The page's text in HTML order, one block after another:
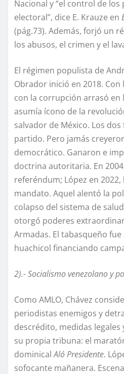
Nacional y “el control de
electoral”, dice E. Krauze en
(pág.73). Además, forjó un
los abusos, el crimen y el
El régimen populista de
Obrador inició en 2018.
con la corrupción arrasó en
asumía ícono de la
salvador de México. Los
partido. Pero jamás
democrático. Ganaron e
doctrina autoritaria. En
referéndum; López en
mandato. Aquel alentó la
colapso del sistema de
otorgó poderes
Armadas. El tabasqueño
huachicol financiando
2).- Socialismo venezolano y
Como AMLO, Chávez
periodistas enemigos y
descrédito, medidas legales
su propia tribuna: el
dominicalAló Presidente.
sofocante mañanera.